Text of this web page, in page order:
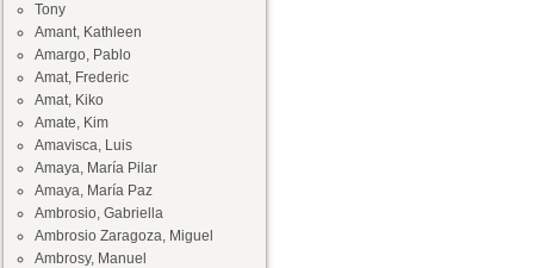
Tony
Amant, Kathleen
Amargo, Pablo
Amat, Frederic
Amat, Kiko
Amate, Kim
Amavisca, Luis
Amaya, María Pilar
Amaya, María Paz
Ambrosio, Gabriella
Ambrosio Zaragoza, Miguel
Ambrosy, Manuel